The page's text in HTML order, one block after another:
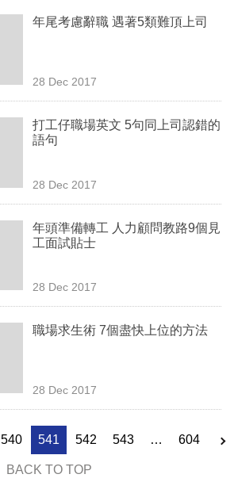
年尾考慮辭職 遇著5類難頂上司
28 Dec 2017
打工仔職場英文 5句同上司認錯的
語句
28 Dec 2017
年頭準備轉工 人力顧問教路9個見
工面試貼士
28 Dec 2017
職場求生術 7個盡快上位的方法
28 Dec 2017
540 541 542 543 … 604
BACK TO TOP